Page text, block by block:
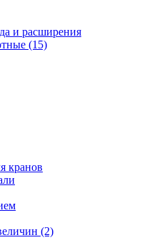
и расширения
(15)
кранов
(2)